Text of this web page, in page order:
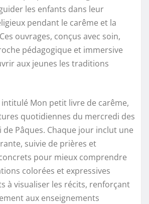
les enfants dans leur
pendant le carême et la
ouvrages, conçus avec soin,
pédagogique et immersive
aux jeunes les traditions
Mon petit livre de carême,
quotidiennes du mercredi des
Pâques. Chaque jour inclut une
suivie de prières et
pour mieux comprendre
colorées et expressives
à visualiser les récits, renforçant
aux enseignements